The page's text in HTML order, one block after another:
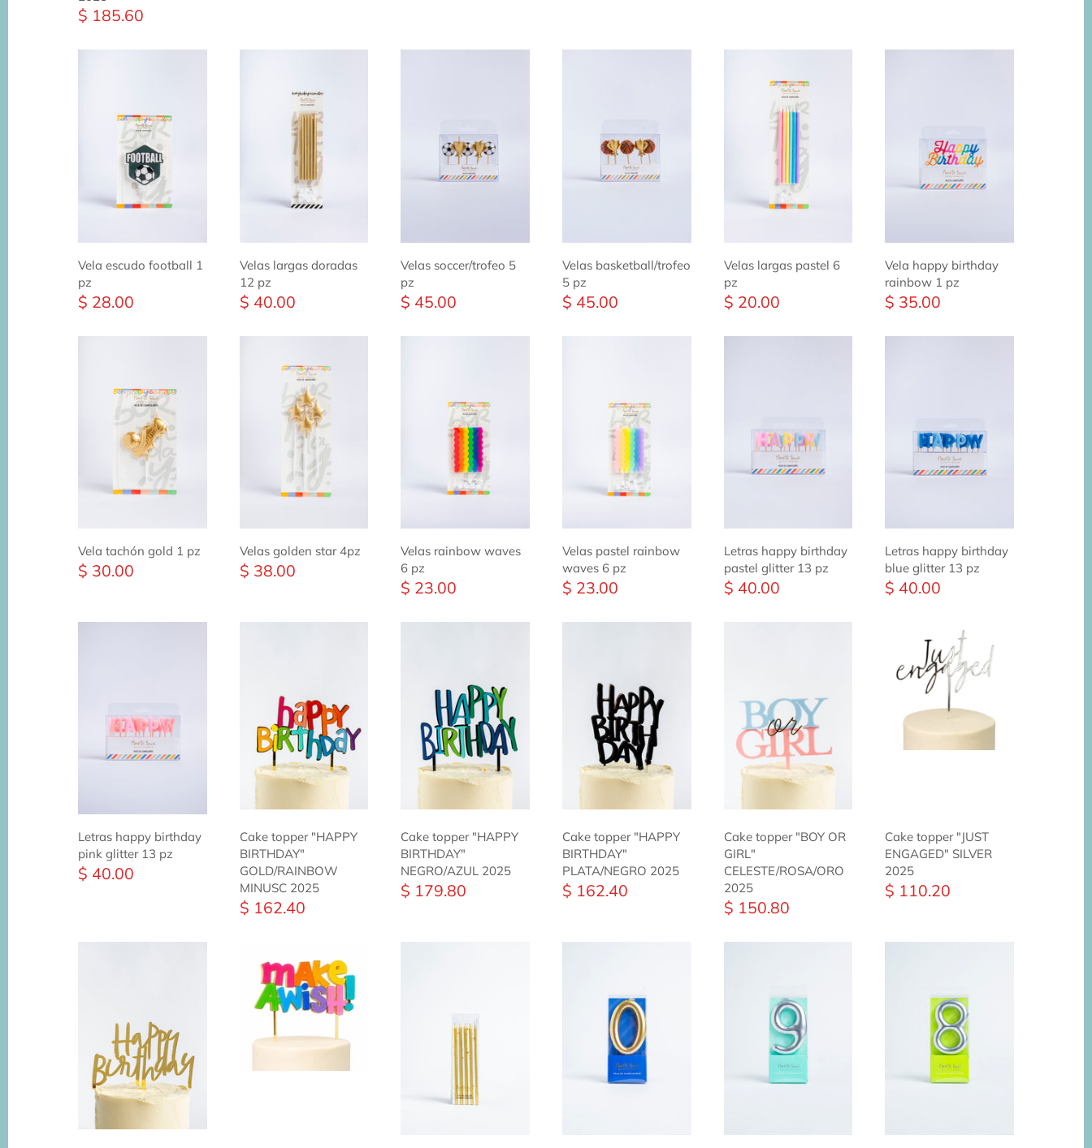
$ 185.60
Vela escudo football 1
pz
$ 28.00
Velas largas doradas
12 pz
$ 40.00
Velas soccer/trofeo 5
pz
$ 45.00
Velas basketball/trofeo
5 pz
$ 45.00
Velas largas pastel 6
pz
$ 20.00
Vela happy birthday
rainbow 1 pz
$ 35.00
Vela tachón gold 1 pz
$ 30.00
Velas golden star 4pz
$ 38.00
Velas rainbow waves
6 pz
$ 23.00
Velas pastel rainbow
waves 6 pz
$ 23.00
Letras happy birthday
pastel glitter 13 pz
$ 40.00
Letras happy birthday
blue glitter 13 pz
$ 40.00
Letras happy birthday
pink glitter 13 pz
$ 40.00
Cake topper "HAPPY
BIRTHDAY"
GOLD/RAINBOW
MINUSC 2025
$ 162.40
Cake topper "HAPPY
BIRTHDAY"
NEGRO/AZUL 2025
$ 179.80
Cake topper "HAPPY
BIRTHDAY"
PLATA/NEGRO 2025
$ 162.40
Cake topper "BOY OR
GIRL"
CELESTE/ROSA/ORO
2025
$ 150.80
Cake topper "JUST
ENGAGED" SILVER
2025
$ 110.20
Papel Metalizado
Cajas de Cartón para Regalo
Pintura Acrílica
Accesorios de Fiesta
Lunas 17"
Starpoints 40"
Todos los sólidos